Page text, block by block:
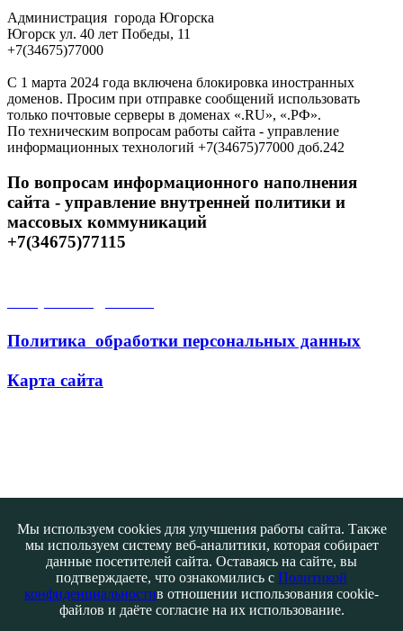
Администрация города Югорска
Югорск ул. 40 лет Победы, 11
+7(34675)77000
С 1 марта 2024 года включена блокировка иностранных
доменов. Просим при отправке сообщений использовать
только почтовые серверы в доменах «.RU», «.РФ».
По техническим вопросам работы сайта - управление
информационных технологий +7(34675)77000 доб.242
По вопросам информационного наполнения
сайта - управление внутренней политики и
массовых коммуникаций
+7(34675)77115
Политика обработки персональных данных
Карта сайта
Контакты
Мы используем cookies для улучшения работы сайта. Также
мы используем систему веб-аналитики, которая собирает
данные посетителей сайта. Оставаясь на сайте, вы
подтверждаете, что ознакомились с Политикой
конфиденциальностив отношении использования cookie-
файлов и даёте согласие на их использование.